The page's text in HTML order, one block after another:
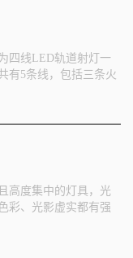
四线LED轨道射灯一
有5条线，包括三条火
高度集中的灯具，光
彩、光影虚实都有强